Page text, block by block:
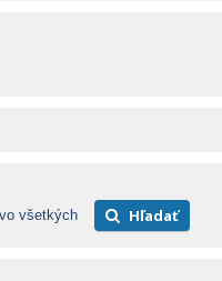
vo všetkých Hľadať